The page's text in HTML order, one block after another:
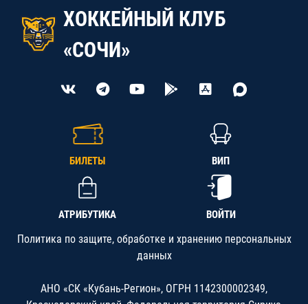
ХОККЕЙНЫЙ КЛУБ
«СОЧИ»
БИЛЕТЫ ВИП
АТРИБУТИКА ВОЙТИ
Политика по защите, обработке и хранению персональных
данных
АНО «СК «Кубань-Регион», ОГРН 1142300002349,